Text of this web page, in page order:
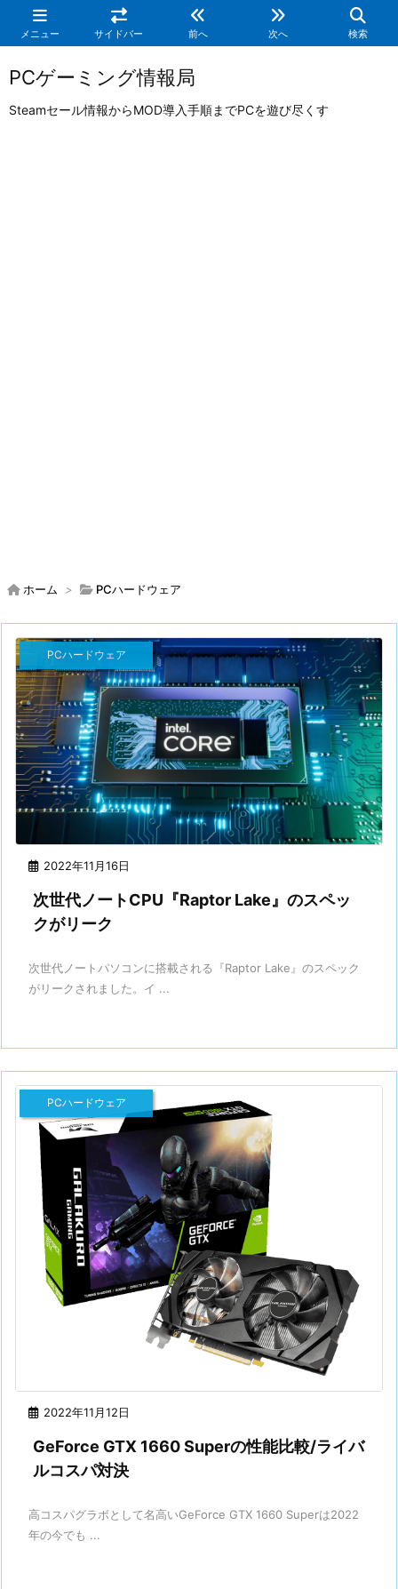
メニュー サイドバー 前へ 次へ 検索
PCゲーミング情報局
Steamセール情報からMOD導入手順までPCを遊び尽くす
ホーム > PCハードウェア
2022年11月16日
PCハードウェア
次世代ノートCPU『Raptor Lake』のスペッ
クがリーク
次世代ノートパソコンに搭載される『Raptor Lake』のスペック
がリークされました。イ ...
2022年11月12日
PCハードウェア
GeForce GTX 1660 Superの性能比較/ライバ
ルコスパ対決
高コスパグラボとして名高いGeForce GTX 1660 Superは2022
年の今でも ...